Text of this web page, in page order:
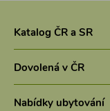
Katalog ČR a SR
Chaty Šumava
Dovolená v ČR
Nabídky ubytování